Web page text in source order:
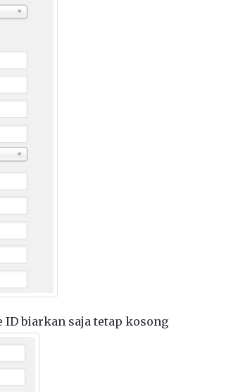
ID biarkan saja tetap kosong